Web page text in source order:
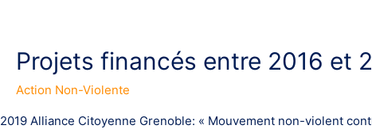
Projets financés entre 2016 et
Action Non-Violente
2019 Alliance Citoyenne Grenoble: « Mouvement non-violent